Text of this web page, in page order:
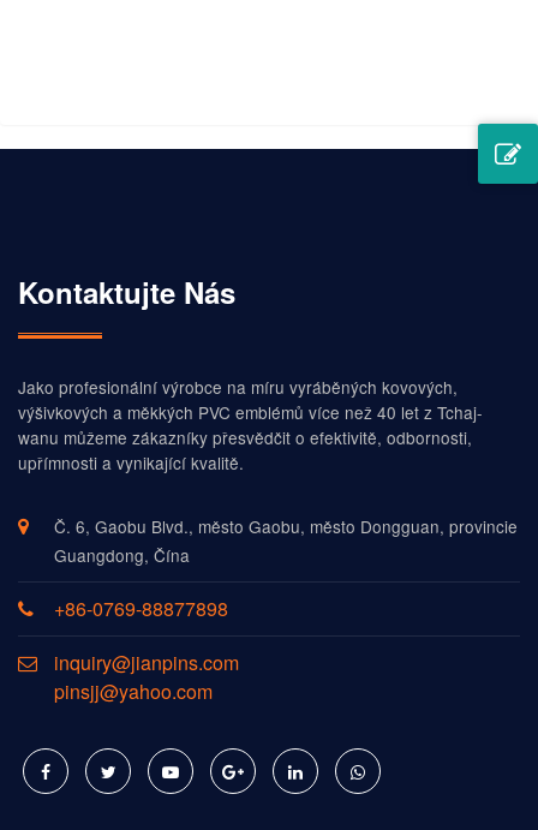
Kontaktujte Nás
Jako profesionální výrobce na míru vyráběných kovových,
výšivkových a měkkých PVC emblémů více než 40 let z Tchaj-
wanu můžeme zákazníky přesvědčit o efektivitě, odbornosti,
upřímnosti a vynikající kvalitě.
Č. 6, Gaobu Blvd., město Gaobu, město Dongguan, provincie
Guangdong, Čína
+86-0769-88877898
inquiry@jianpins.com
pinsjj@yahoo.com